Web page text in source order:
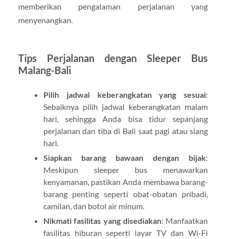
memberikan pengalaman perjalanan yang
menyenangkan.
Tips Perjalanan dengan Sleeper Bus
Malang-Bali
Pilih jadwal keberangkatan yang sesuai:
Sebaiknya pilih jadwal keberangkatan malam
hari, sehingga Anda bisa tidur sepanjang
perjalanan dan tiba di Bali saat pagi atau siang
hari.
Siapkan barang bawaan dengan bijak:
Meskipun sleeper bus menawarkan
kenyamanan, pastikan Anda membawa barang-
barang penting seperti obat-obatan pribadi,
camilan, dan botol air minum.
Nikmati fasilitas yang disediakan: Manfaatkan
fasilitas hiburan seperti layar TV dan Wi-Fi